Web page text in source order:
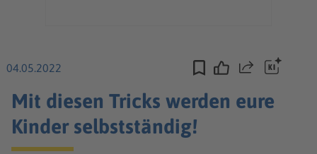
04.05.2022 Teilen
Mit diesen Tricks werden eure
Kinder selbstständig!